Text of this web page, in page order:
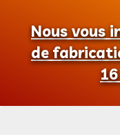
Nous vous
de